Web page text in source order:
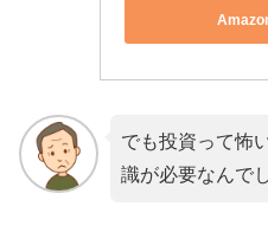
でも投資って怖
識が必要なんで